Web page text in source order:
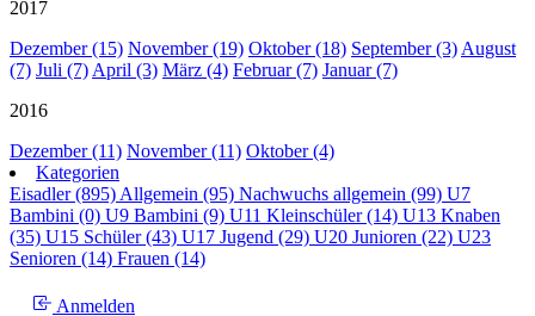
2017
Dezember (15) November (19) Oktober (18) September (3) August
(7) Juli (7) April (3) März (4) Februar (7) Januar (7)
2016
Dezember (11) November (11) Oktober (4)
Kategorien
Eisadler (895) Allgemein (95) Nachwuchs allgemein (99) U7
Bambini (0) U9 Bambini (9) U11 Kleinschüler (14) U13 Knaben
(35) U15 Schüler (43) U17 Jugend (29) U20 Junioren (22) U23
Senioren (14) Frauen (14)
Anmelden